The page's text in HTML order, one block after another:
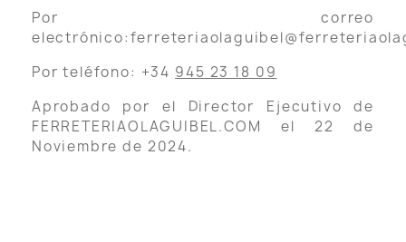
Por correo
Por teléfono: +34 945 23 18 09
Aprobado por el Director Ejecutivo de
FERRETERIAOLAGUIBEL.COM el 22 de
Noviembre de 2024.